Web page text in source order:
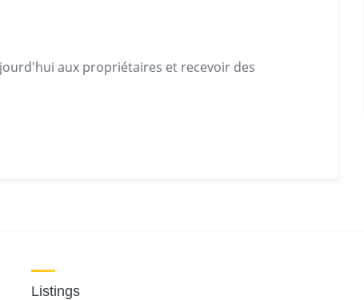
aux propriétaires et recevoir des
Listings